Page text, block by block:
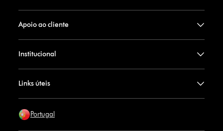
Apoio ao cliente
Institucional
Links úteis
Portugal